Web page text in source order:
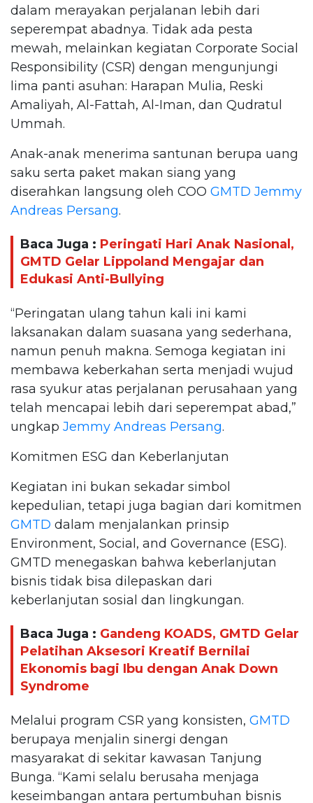
dalam merayakan perjalanan lebih dari
seperempat abadnya. Tidak ada pesta
mewah, melainkan kegiatan Corporate Social
Responsibility (CSR) dengan mengunjungi
lima panti asuhan: Harapan Mulia, Reski
Amaliyah, Al-Fattah, Al-Iman, dan Qudratul
Ummah.
Anak-anak menerima santunan berupa uang
saku serta paket makan siang yang
diserahkan langsung oleh COO GMTD Jemmy
Andreas Persang.
Baca Juga : Peringati Hari Anak Nasional,
GMTD Gelar Lippoland Mengajar dan
Edukasi Anti-Bullying
“Peringatan ulang tahun kali ini kami
laksanakan dalam suasana yang sederhana,
namun penuh makna. Semoga kegiatan ini
membawa keberkahan serta menjadi wujud
rasa syukur atas perjalanan perusahaan yang
telah mencapai lebih dari seperempat abad,”
ungkap Jemmy Andreas Persang.
Komitmen ESG dan Keberlanjutan
Kegiatan ini bukan sekadar simbol
kepedulian, tetapi juga bagian dari komitmen
GMTD dalam menjalankan prinsip
Environment, Social, and Governance (ESG).
GMTD menegaskan bahwa keberlanjutan
bisnis tidak bisa dilepaskan dari
keberlanjutan sosial dan lingkungan.
Baca Juga : Gandeng KOADS, GMTD Gelar
Pelatihan Aksesori Kreatif Bernilai
Ekonomis bagi Ibu dengan Anak Down
Syndrome
Melalui program CSR yang konsisten, GMTD
berupaya menjalin sinergi dengan
masyarakat di sekitar kawasan Tanjung
Bunga. “Kami selalu berusaha menjaga
keseimbangan antara pertumbuhan bisnis